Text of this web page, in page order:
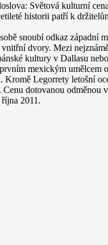
Světová kulturní
historii patří k
snoubí odkaz západní
dvory. Mezi
kultury v Dallasu
mexickým umělcem
Kromě Legorrety letošní
dotovanou odměnou
2011.